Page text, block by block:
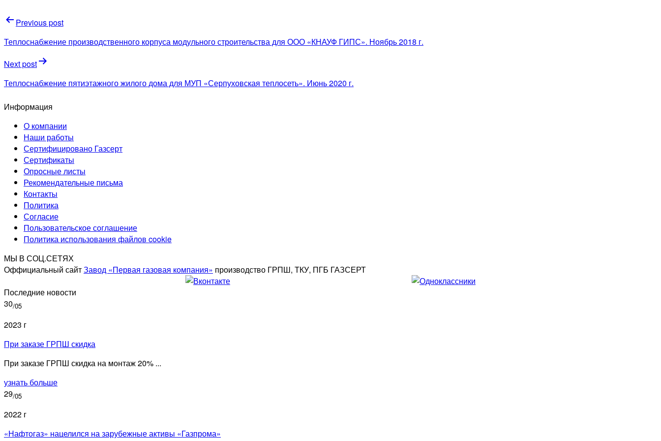
Навигация
по
записям
Previous post
Теплоснабжение производственного корпуса модульного строительства для ООО «КНАУФ ГИПС». Ноябрь 2018 г.
Next post
Теплоснабжение пятиэтажного жилого дома для МУП «Серпуховская теплосеть». Июнь 2020 г.
Информация
О компании
Наши работы
Сертифицировано Газсерт
Сертификаты
Опросные листы
Рекомендательные письма
Контакты
Политика
Согласие
Пользовательское соглашение
Политика использования файлов cookie
МЫ В СОЦ.СЕТЯХ
Оффициальный сайтЗавод «Первая газовая компания» производство ГРПШ, ТКУ, ПГБ ГАЗСЕРТ
Последние новости
30/05
2023 г
При заказе ГРПШ скидка
При заказе ГРПШ скидка на монтаж 20% ...
узнать больше
29/05
2022 г
«Нафтогаз» нацелился на зарубежные активы «Газпрома»